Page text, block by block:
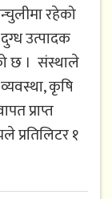
रहेको
उत्पादक
छ । संस्थाले
कृषि
प्राप्त
प्रतिलिटर १